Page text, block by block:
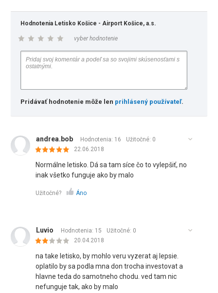
Hodnotenia Letisko Košice - Airport Košice, a.s.
vyber hodnotenie
Pridávať hodnotenie môže len prihlásený používateľ.
andrea.bob Hodnotenia: 16 Užitočné: 0
22.06.2018
Normálne letisko. Dá sa tam síce čo to vylepšiť, no
inak všetko funguje ako by malo
Užitočné? Áno
Luvio Hodnotenia: 15 Užitočné: 0
20.04.2018
na take letisko, by mohlo veru vyzerat aj lepsie.
oplatilo by sa podla mna don trocha investovat a
hlavne teda do samotneho chodu. ved tam nic
nefunguje tak, ako by malo